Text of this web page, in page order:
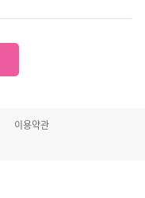
이용약관